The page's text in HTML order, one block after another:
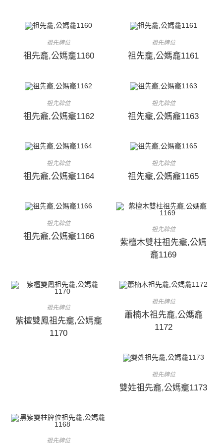
祖先牌位
祖先龕,公媽龕1160
祖先牌位
祖先龕,公媽龕1161
祖先牌位
祖先龕,公媽龕1162
祖先牌位
祖先龕,公媽龕1163
祖先牌位
祖先龕,公媽龕1164
祖先牌位
祖先龕,公媽龕1165
祖先牌位
祖先龕,公媽龕1166
祖先牌位
紫檀木雙柱祖先龕,公媽
龕1169
祖先牌位
紫檀雙鳳祖先龕,公媽龕
1170
祖先牌位
蕭楠木祖先龕,公媽龕
1172
祖先牌位
雙姓祖先龕,公媽龕1173
祖先牌位